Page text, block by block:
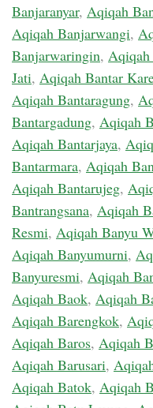
Banjaranyar, Aqiqah
Aqiqah Banjarwangi,
Banjarwaringin,
Jati, Aqiqah Bantar
Aqiqah Bantaragung,
Bantargadung, Aqiqah
Aqiqah Bantarjaya,
Bantarmara, Aqiqah
Aqiqah Bantarujeg,
Bantrangsana, Aqiqah
Resmi, Aqiqah Banyu
Aqiqah Banyumurni,
Banyuresmi, Aqiqah
Aqiqah Baok, Aqiqah
Aqiqah Barengkok,
Aqiqah Baros, Aqiqah
Aqiqah Barusari,
Aqiqah Batok, Aqiqah